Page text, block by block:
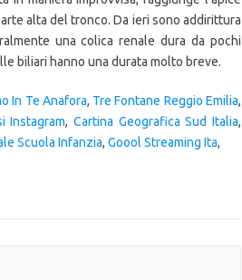
alta del tronco. Da ieri sono addirittura
una colica renale dura da pochi
biliari hanno una durata molto breve.
In Te Anafora, Tre Fontane Reggio Emilia,
Instagram, Cartina Geografica Sud Italia,
Scuola Infanzia, Goool Streaming Ita,